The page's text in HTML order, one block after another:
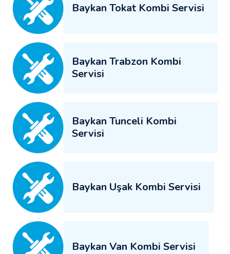
Baykan Tokat Kombi Servisi
Baykan Trabzon Kombi
Servisi
Baykan Tunceli Kombi
Servisi
Baykan Uşak Kombi Servisi
Baykan Van Kombi Servisi